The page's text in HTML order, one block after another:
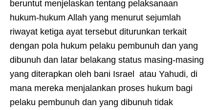
beruntut menjelaskan tentang pelaksanaan
hukum-hukum Allah yang menurut sejumlah
riwayat ketiga ayat tersebut diturunkan terkait
dengan pola hukum pelaku pembunuh dan yang
dibunuh dan latar belakang status masing-masing
yang diterapkan oleh bani Israel atau Yahudi, di
mana mereka menjalankan proses hukum bagi
pelaku pembunuh dan yang dibunuh tidak